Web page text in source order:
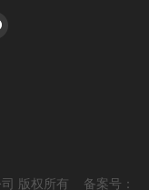
版权所有 备案号：